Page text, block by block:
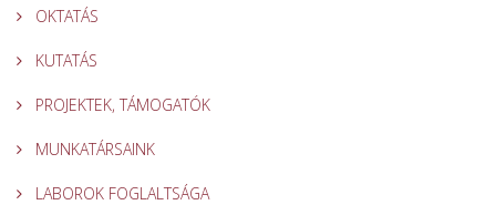
OKTATÁS
KUTATÁS
PROJEKTEK, TÁMOGATÓK
MUNKATÁRSAINK
LABOROK FOGLALTSÁGA